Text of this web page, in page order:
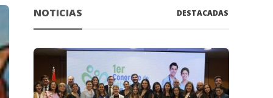
NOTICIAS DESTACADAS